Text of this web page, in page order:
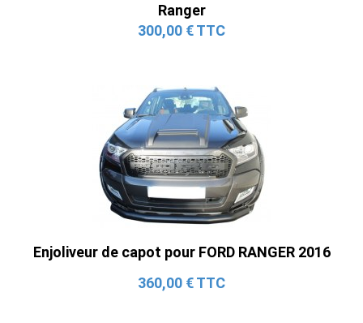
Ranger
300,00 € TTC
Enjoliveur de capot pour FORD RANGER 2016
360,00 € TTC